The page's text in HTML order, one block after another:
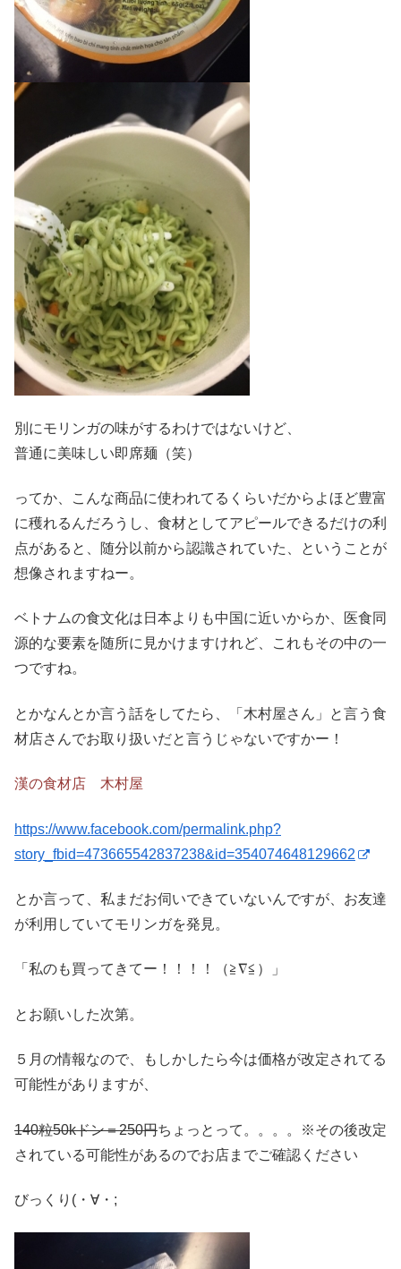
別にモリンガの味がするわけではないけど、
普通に美味しい即席麺（笑）
ってか、こんな商品に使われてるくらいだからよほど豊富
に穫れるんだろうし、食材としてアピールできるだけの利
点があると、随分以前から認識されていた、ということが
想像されますねー。
ベトナムの食文化は日本よりも中国に近いからか、医食同
源的な要素を随所に見かけますけれど、これもその中の一
つですね。
とかなんとか言う話をしてたら、「木村屋さん」と言う食
材店さんでお取り扱いだと言うじゃないですかー！
漢の食材店 木村屋
https://www.facebook.com/permalink.php?
story_fbid=473665542837238&id=354074648129662
とか言って、私まだお伺いできていないんですが、お友達
が利用していてモリンガを発見。
「私のも買ってきてー！！！！（≧∇≦）」
とお願いした次第。
５月の情報なので、もしかしたら今は価格が改定されてる
可能性がありますが、
140粒50kドン＝250円ちょっとって。。。。※その後改定
されている可能性があるのでお店までご確認ください
びっくり(・∀・;